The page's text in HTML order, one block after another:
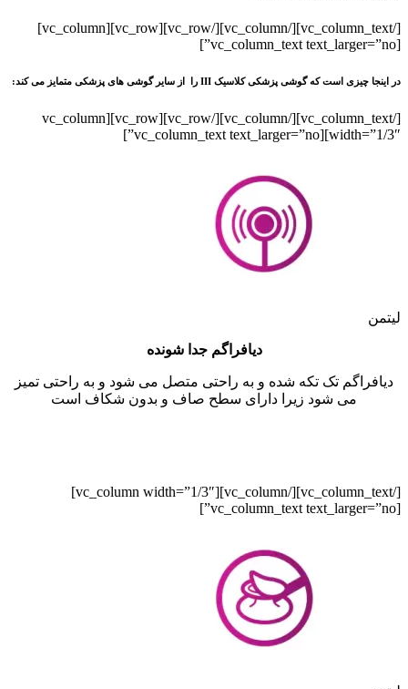
[/vc_column_text][/vc_column][/vc_row][vc_row][vc_column]
[vc_column_text text_larger=”no”]
در اینجا چیزی است که گوشی پزشکی کلاسیک III را از سایر گوشی های پزشکی متمایز می کند:
[/vc_column_text][/vc_column][/vc_row][vc_row][vc_column
width=”1/3″][vc_column_text text_larger=”no”]
لیتمن
دیافراگم جدا شونده
دیافراگم تک تکه شده و به راحتی متصل می شود و به راحتی تمیز
می شود زیرا دارای سطح صاف و بدون شکاف است
[/vc_column_text][/vc_column][vc_column width=”1/3″]
[vc_column_text text_larger=”no”]